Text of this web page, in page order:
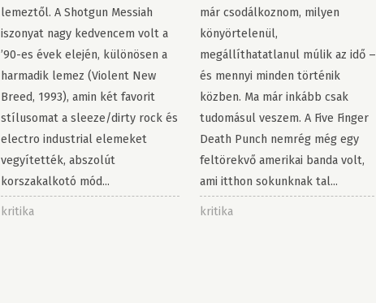
lemeztől. A Shotgun Messiah
iszonyat nagy kedvencem volt a
’90-es évek elején, különösen a
harmadik lemez (Violent New
Breed, 1993), amin két favorit
stílusomat a sleeze/dirty rock és
electro industrial elemeket
vegyítették, abszolút
korszakalkotó mód...
kritika
már csodálkoznom, milyen
könyörtelenül,
megállíthatatlanul múlik az idő –
és mennyi minden történik
közben. Ma már inkább csak
tudomásul veszem. A Five Finger
Death Punch nemrég még egy
feltörekvő amerikai banda volt,
ami itthon sokunknak tal...
kritika